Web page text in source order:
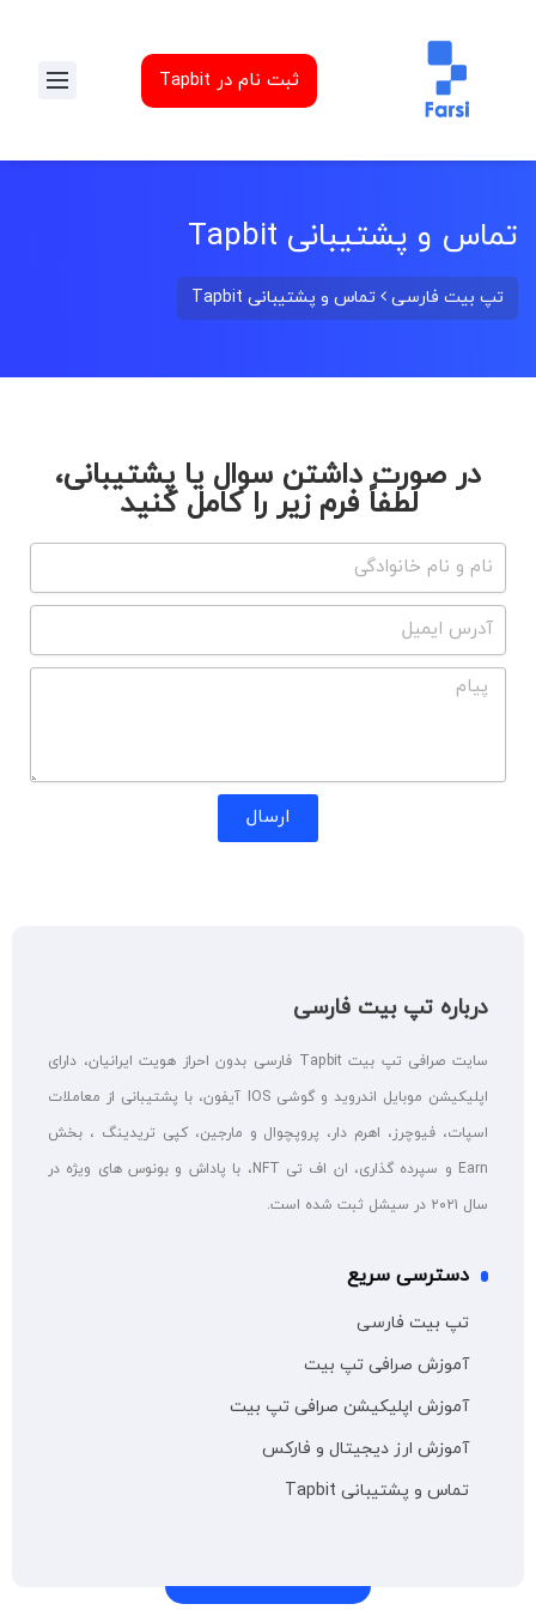
ثبت نام در Tapbit
تماس و پشتیبانی Tapbit
تپ بیت فارسی تماس و پشتیبانی Tapbit
در صورت داشتن سوال یا پشتیبانی،
لطفاً فرم زیر را کامل کنید
ارسال
درباره تپ بیت فارسی
سایت صرافی تپ بیت Tapbit فارسی بدون احراز هویت ایرانیان، دارای
اپلیکیشن موبایل اندروید و گوشی IOS آیفون، با پشتیبانی از معاملات
اسپات، فیوچرز، اهرم دار، پروپچوال و مارجین، کپی تریدینگ ، بخش
Earn و سپرده گذاری، ان اف تی NFT، با پاداش و بونوس های ویژه در
سال ۲۰۲۱ در سیشل ثبت شده است.
دسترسی سریع
تپ بیت فارسی
آموزش صرافی تپ بیت
آموزش اپلیکیشن صرافی تپ بیت
آموزش ارز دیجیتال و فارکس
تماس و پشتیبانی Tapbit